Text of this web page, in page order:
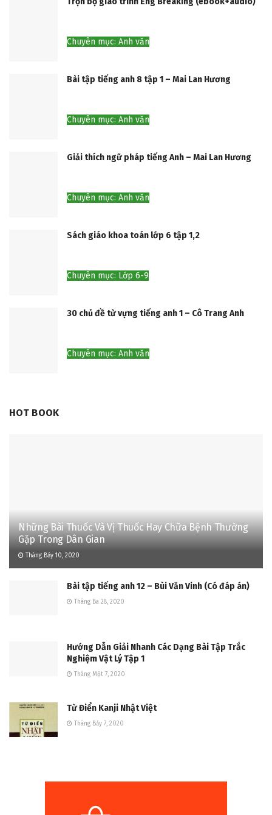
Chuyên mục: Anh văn
Bài tập tiếng anh 8 tập 1 – Mai Lan Hương
Chuyên mục: Anh văn
Giải thích ngữ pháp tiếng Anh – Mai Lan Hương
Chuyên mục: Anh văn
Sách giáo khoa toán lớp 6 tập 1,2
Chuyên mục: Lớp 6-9
30 chủ đề từ vựng tiếng anh 1 – Cô Trang Anh
Chuyên mục: Anh văn
HOT BOOK
Những Bài Thuốc Và Vị Thuốc Hay Chữa Bệnh Thường
Gặp Trong Dân Gian
Tháng Bảy 10, 2020
Bài tập tiếng anh 12 – Bùi Văn Vinh (Có đáp án)
Tháng Ba 28, 2020
Hướng Dẫn Giải Nhanh Các Dạng Bài Tập Trắc
Nghiệm Vật Lý Tập 1
Tháng Một 7, 2020
Từ Điển Kanji Nhật Việt
Tháng Bảy 7, 2020